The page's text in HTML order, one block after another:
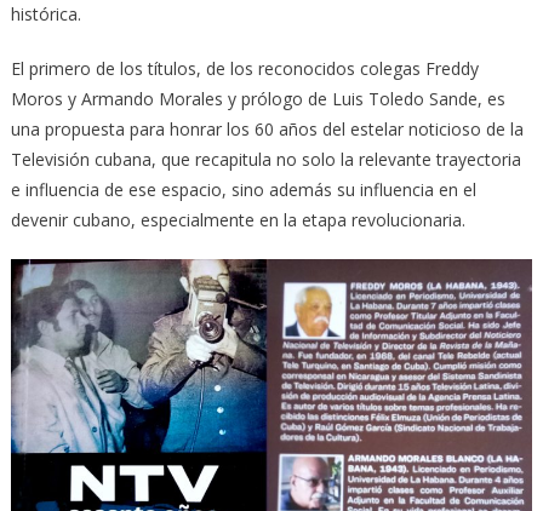
histórica.
El primero de los títulos, de los reconocidos colegas Freddy
Moros y Armando Morales y prólogo de Luis Toledo Sande, es
una propuesta para honrar los 60 años del estelar noticioso de la
Televisión cubana, que recapitula no solo la relevante trayectoria
e influencia de ese espacio, sino además su influencia en el
devenir cubano, especialmente en la etapa revolucionaria.